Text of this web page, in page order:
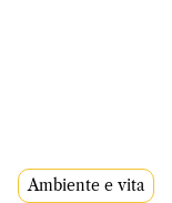
Ambiente e vita